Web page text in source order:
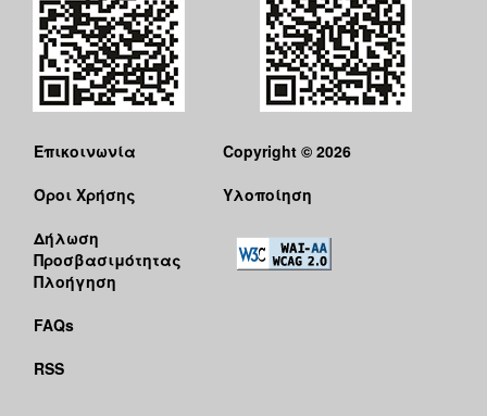
Επικοινωνία
Όροι Χρήσης
Δήλωση
Προσβασιμότητας
Πλοήγηση
FAQs
RSS
Copyright © 2026
Υλοποίηση